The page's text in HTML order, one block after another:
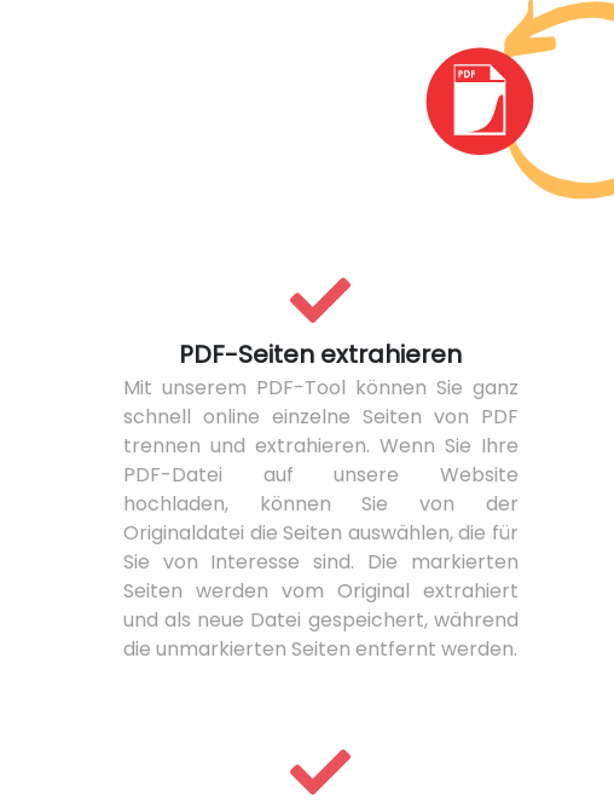
PDF-Seiten extrahieren
Mit unserem PDF-Tool können Sie ganz
schnell online einzelne Seiten von PDF
trennen und extrahieren. Wenn Sie Ihre
PDF-Datei auf unsere Website
hochladen, können Sie von der
Originaldatei die Seiten auswählen, die für
Sie von Interesse sind. Die markierten
Seiten werden vom Original extrahiert
und als neue Datei gespeichert, während
die unmarkierten Seiten entfernt werden.